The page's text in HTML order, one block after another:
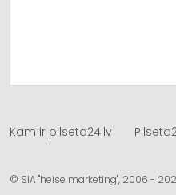
Kam ir pilseta24.lv
© SIA "heise marketing", 2006 -